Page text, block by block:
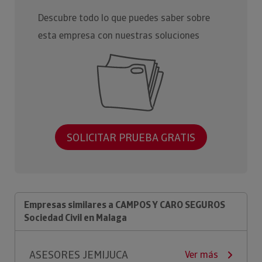
Descubre todo lo que puedes saber sobre
esta empresa con nuestras soluciones
SOLICITAR PRUEBA GRATIS
Empresas similares a CAMPOS Y CARO SEGUROS
Sociedad Civil en Malaga
ASESORES JEMIJUCA Ver más